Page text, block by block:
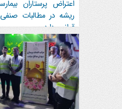
اعتراض پرستاران
ریشه در مطالبات
قوانین دارد